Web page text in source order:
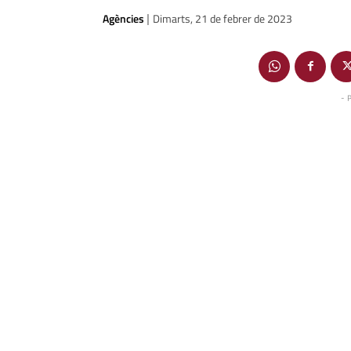
Agències | Dimarts, 21 de febrer de 2023
-